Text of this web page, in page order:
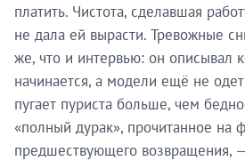
платить. Чистота, сделавшая
не дала ей вырасти. Тревожные
же, что и интервью: он описывал
начинается, а модели ещё не
пугает пуриста больше, чем
«полный дурак», прочитанное на
предшествующего возвращения,